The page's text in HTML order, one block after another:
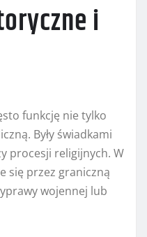
i
funkcję nie tylko
Były świadkami
procesji religijnych. W
się przez graniczną
wojennej lub